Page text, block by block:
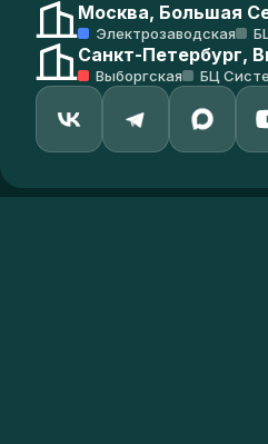
Москва, Большая
Электрозаводская
Санкт-Петербург,
Выборгская БЦ